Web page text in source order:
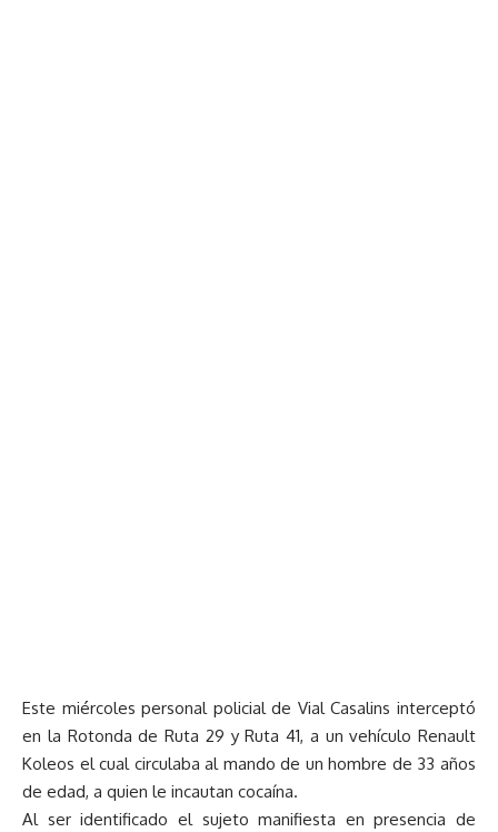
Este miércoles personal policial de Vial Casalins interceptó
en la Rotonda de Ruta 29 y Ruta 41, a un vehículo Renault
Koleos el cual circulaba al mando de un hombre de 33 años
de edad, a quien le incautan cocaína.
Al ser identificado el sujeto manifiesta en presencia de